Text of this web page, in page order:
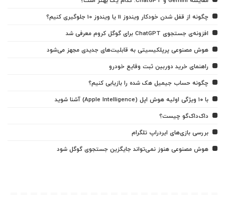
چگونه از قفل شدن خودکار ویندوز 11 یا ویندوز 10 جلوگیری کنیم؟
افزونه‌ی جستجوی ChatGPT برای گوگل کروم معرفی شد
هوش مصنوعی پرپلکیسیتی به قابلیت‌های جدیدی مجهز می‌شود
راهنمای خرید دوربین ثبت وقایع خودرو
چگونه حساب جیمیل هک شده را بازیابی کنیم؟
با ۱۰ ویژگی اولیه هوش اپل (Apple Intelligence) آشنا شوید
داک‌داک‌گو چیست؟
بررسی بازی‌های ایردراپ تلگرام
هوش مصنوعی هنوز نمی‌تواند جایگزین جستجوی گوگل شود